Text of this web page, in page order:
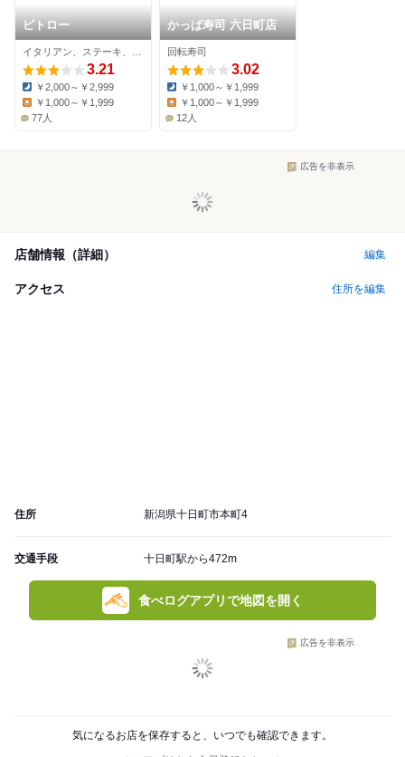
ビトロー
3.21
Dinner:
￥2,000～￥2,999
Lunch:
￥1,000～￥1,999
77人
かっぱ寿司 六日町店
回転寿司
3.02
Dinner:
￥1,000～￥1,999
Lunch:
￥1,000～￥1,999
12人
広告を非表示
店舗情報（詳細） 編集
アクセス 住所を編集
住所 新潟県十日町市本町4
交通手段 十日町駅から472m
食べログアプリで地図を開く
広告を非表示
気になるお店を保存すると、いつでも確認できます。